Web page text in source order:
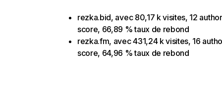
rezka.bid, avec 80,17 k visites, 12
score, 66,89 % taux de rebond
rezka.fm, avec 431,24 k visites, 16
score, 64,96 % taux de rebond